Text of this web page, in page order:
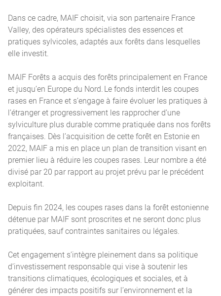
Dans ce cadre, MAIF choisit, via son partenaire France
Valley, des opérateurs spécialistes des essences et
pratiques sylvicoles, adaptés aux forêts dans lesquelles
elle investit.
MAIF Forêts a acquis des forêts principalement en France
et jusqu’en Europe du Nord. Le fonds interdit les coupes
rases en France et s’engage à faire évoluer les pratiques à
l’étranger et progressivement les rapprocher d’une
sylviculture plus durable comme pratiquée dans nos forêts
françaises. Dès l’acquisition de cette forêt en Estonie en
2022, MAIF a mis en place un plan de transition visant en
premier lieu à réduire les coupes rases. Leur nombre a été
divisé par 20 par rapport au projet prévu par le précédent
exploitant.
Depuis fin 2024, les coupes rases dans la forêt estonienne
détenue par MAIF sont proscrites et ne seront donc plus
pratiquées, sauf contraintes sanitaires ou légales.
Cet engagement s’intègre pleinement dans sa politique
d’investissement responsable qui vise à soutenir les
transitions climatiques, écologiques et sociales, et à
générer des impacts positifs sur l’environnement et la